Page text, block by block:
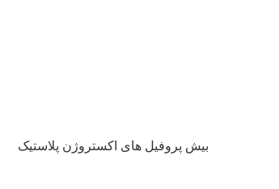
بیش پروفیل های اکستروژن پلاستیک